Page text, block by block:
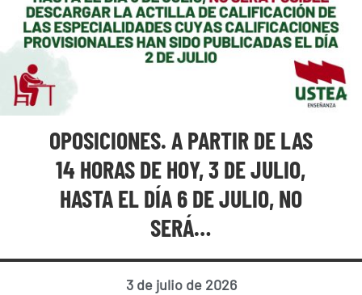
OPOSICIONES. A PARTIR DE LAS
14 HORAS DE HOY, 3 DE JULIO,
HASTA EL DÍA 6 DE JULIO, NO
SERÁ…
3 de julio de 2026